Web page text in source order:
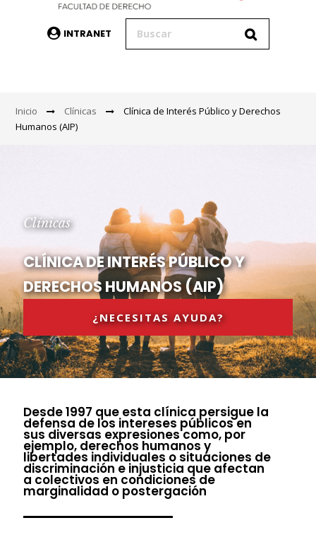
INTRANET
Inicio Clínicas
Clínica de Interés Público y Derechos
Humanos (AIP)
Clínicas
CLÍNICA DE INTERÉS PÚBLICO Y
DERECHOS HUMANOS (AIP)
¿NECESITAS AYUDA?
Desde 1997 que esta clínica persigue la
defensa de los intereses públicos en
sus diversas expresiones como, por
ejemplo, derechos humanos y
libertades individuales o situaciones de
discriminación e injusticia que afectan
a colectivos en condiciones de
marginalidad o postergación